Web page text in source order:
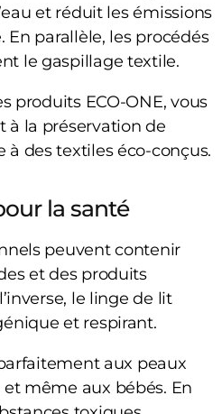
et réduit les émissions
En parallèle, les procédés
le gaspillage textile.
produits ECO-ONE, vous
la préservation de
à des textiles éco-conçus.
la santé
peuvent contenir
et des produits
le linge de lit
et respirant.
aux peaux
même aux bébés. En